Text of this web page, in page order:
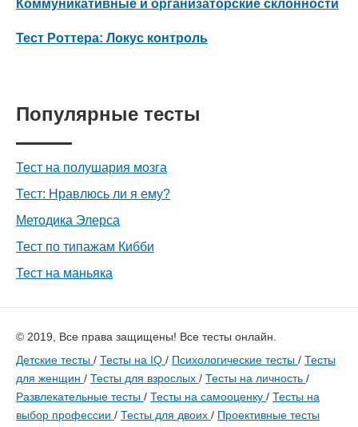
Коммуникативные и организаторские склонности
Тест Роттера: Локус контроль
Популярные тесты
Тест на полушария мозга
Тест: Нравлюсь ли я ему?
Методика Элерса
Тест по типажам Кибби
Тест на маньяка
© 2019, Все права защищены! Все тесты онлайн.
Детские тесты / Тесты на IQ / Психологические тесты / Тесты
для женщин / Тесты для взрослых / Тесты на личность /
Развлекательные тесты / Тесты на самооценку / Тесты на
выбор профессии / Тесты для двоих / Проективные тесты